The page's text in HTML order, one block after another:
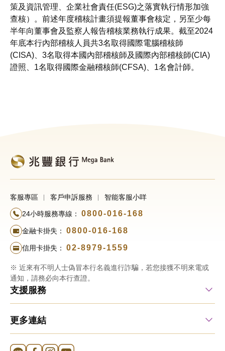
策及資訊管理、企業社會責任(ESG)之落實執行情形加強
查核）。前述年度稽核計畫須提報董事會核定，另至少每
半年向董事會及監察人報告稽核業務執行成果。截至2024
年底本行內部稽核人員共3名取得國際電腦稽核師
(CISA)、3名取得本國內部稽核師及國際內部稽核師(CIA)
證照、1名取得國際金融稽核師(CFSA)、1名會計師。
客服專區 客戶申訴服務 智能客服小咩
24小時服務專線： 0800-016-168
金融卡掛失： 0800-016-168
信用卡掛失： 02-8979-1559
※ 近來有不明人士偽冒本行名義進行詐騙，若您接獲不明來電或
通知，請務必向本行查證。
支援服務
更多連結